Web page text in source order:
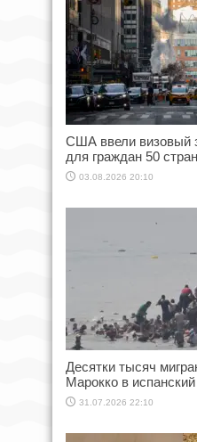
США ввели визовый
для граждан 50 стран
03.08.2026 20:10
Десятки тысяч
Марокко в
31.07.2026 22:10